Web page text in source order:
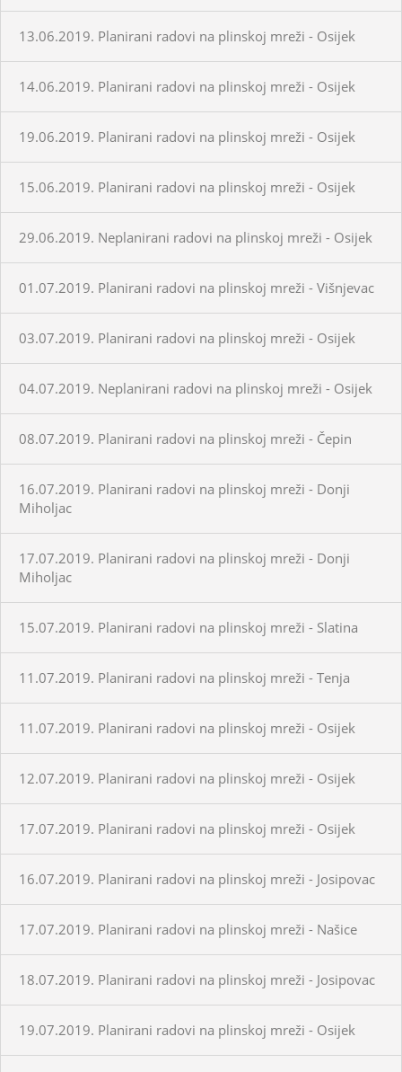
13.06.2019. Planirani radovi na plinskoj mreži - Osijek
14.06.2019. Planirani radovi na plinskoj mreži - Osijek
19.06.2019. Planirani radovi na plinskoj mreži - Osijek
15.06.2019. Planirani radovi na plinskoj mreži - Osijek
29.06.2019. Neplanirani radovi na plinskoj mreži - Osijek
01.07.2019. Planirani radovi na plinskoj mreži - Višnjevac
03.07.2019. Planirani radovi na plinskoj mreži - Osijek
04.07.2019. Neplanirani radovi na plinskoj mreži - Osijek
08.07.2019. Planirani radovi na plinskoj mreži - Čepin
16.07.2019. Planirani radovi na plinskoj mreži - Donji
Miholjac
17.07.2019. Planirani radovi na plinskoj mreži - Donji
Miholjac
15.07.2019. Planirani radovi na plinskoj mreži - Slatina
11.07.2019. Planirani radovi na plinskoj mreži - Tenja
11.07.2019. Planirani radovi na plinskoj mreži - Osijek
12.07.2019. Planirani radovi na plinskoj mreži - Osijek
17.07.2019. Planirani radovi na plinskoj mreži - Osijek
16.07.2019. Planirani radovi na plinskoj mreži - Josipovac
17.07.2019. Planirani radovi na plinskoj mreži - Našice
18.07.2019. Planirani radovi na plinskoj mreži - Josipovac
19.07.2019. Planirani radovi na plinskoj mreži - Osijek